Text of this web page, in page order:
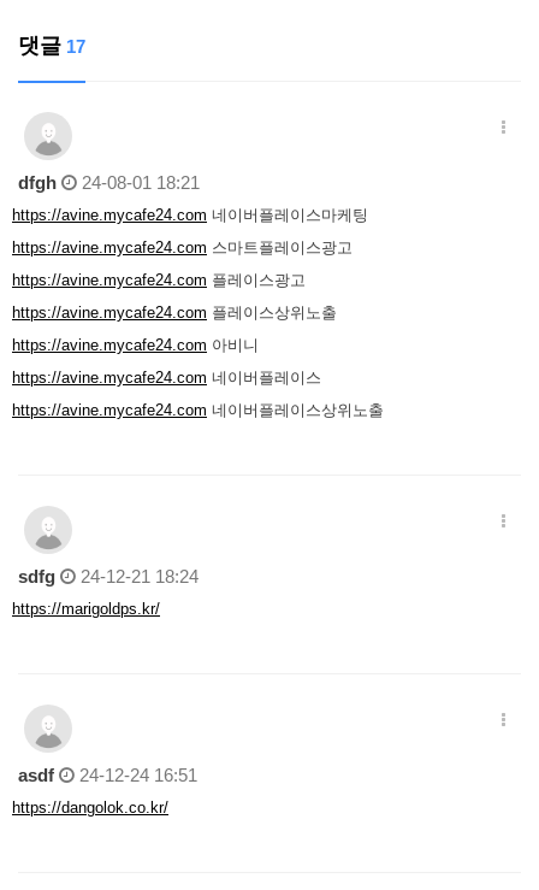
댓글 17
dfgh 24-08-01 18:21
https://avine.mycafe24.com 네이버플레이스마케팅
https://avine.mycafe24.com 스마트플레이스광고
https://avine.mycafe24.com 플레이스광고
https://avine.mycafe24.com 플레이스상위노출
https://avine.mycafe24.com 아비니
https://avine.mycafe24.com 네이버플레이스
https://avine.mycafe24.com 네이버플레이스상위노출
sdfg 24-12-21 18:24
https://marigoldps.kr/
asdf 24-12-24 16:51
https://dangolok.co.kr/